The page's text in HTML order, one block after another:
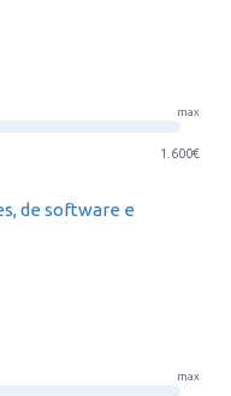
max
1.600€
de software e
max